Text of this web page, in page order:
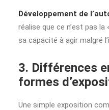
Développement de
réalise que ce n’est pas la
sa capacité à agir malgré
3. Différences
formes
Une simple exposition